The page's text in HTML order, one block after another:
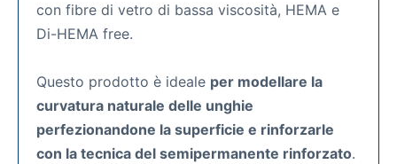
con fibre di vetro di bassa viscosità, HEMA e
Di-HEMA free.
Questo prodotto è ideale per modellare la
curvatura naturale delle unghie
perfezionandone la superficie e rinforzarle
con la tecnica del semipermanente rinforzato.